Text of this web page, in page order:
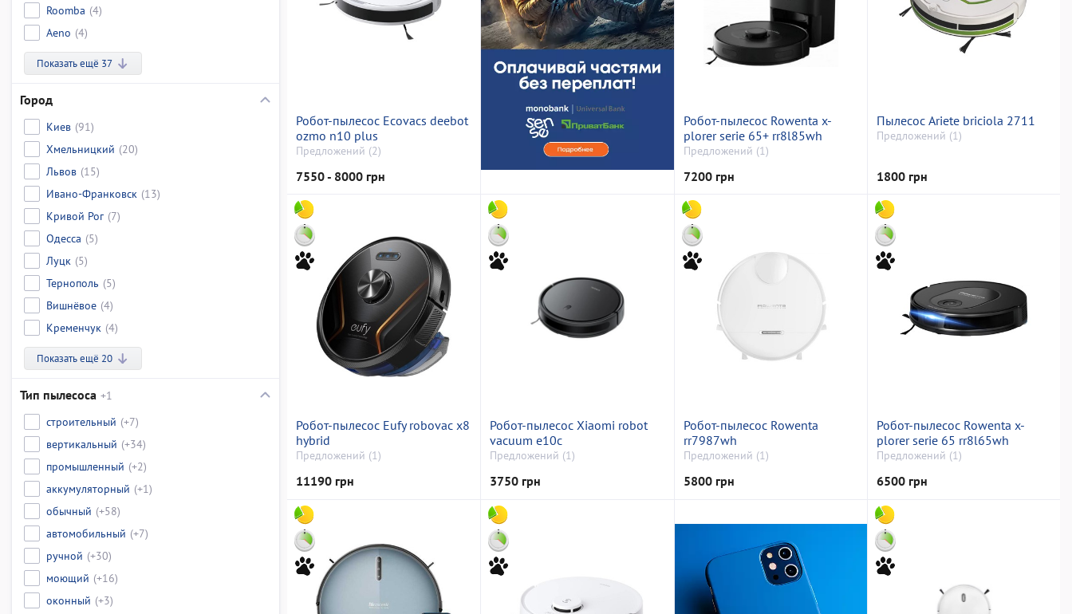
Roomba (4)
Aeno (4)
Показать ещё 37
Город
Киев (91)
Хмельницкий (20)
Львов (15)
Ивано-Франковск (13)
Кривой Рог (7)
Одесса (5)
Луцк (5)
Тернополь (5)
Вишнёвое (4)
Кременчук (4)
Показать ещё 20
Тип пылесоса +1
строительный (+7)
вертикальный (+34)
промышленный (+2)
аккумуляторный (+1)
обычный (+58)
автомобильный (+7)
ручной (+30)
моющий (+16)
оконный (+3)
Робот-пылесос Ecovacs deebot
ozmo n10 plus
Предложений (2)
7550 - 8000 грн
Робот-пылесос Rowenta x-
plorer serie 65+ rr8l85wh
Предложений (1)
7200 грн
Пылесос Ariete briciola 2711
Предложений (1)
1800 грн
Робот-пылесос Eufy robovac x8
hybrid
Предложений (1)
11190 грн
Робот-пылесос Xiaomi robot
vacuum e10c
Предложений (1)
3750 грн
Робот-пылесос Rowenta
rr7987wh
Предложений (1)
5800 грн
Робот-пылесос Rowenta x-
plorer serie 65 rr8l65wh
Предложений (1)
6500 грн